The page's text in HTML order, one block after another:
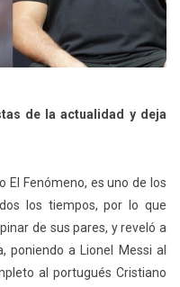
de la actualidad y deja
El Fenómeno, es uno de los
los tiempos, por lo que
de sus pares, y reveló a
poniendo a Lionel Messi al
al portugués Cristiano